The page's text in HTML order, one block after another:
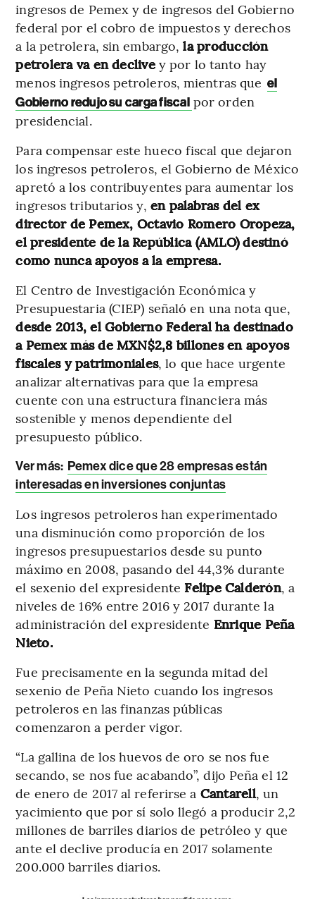
ingresos de Pemex y de ingresos del Gobierno
federal por el cobro de impuestos y derechos
a la petrolera, sin embargo, la producción
petrolera va en declivey por lo tanto hay
menos ingresos petroleros, mientras que el
Gobierno redujo su carga fiscal por orden
presidencial.
Para compensar este hueco fiscal que dejaron
los ingresos petroleros, el Gobierno de México
apretó a los contribuyentes para aumentar los
ingresos tributarios y, en palabras del ex
director de Pemex, Octavio Romero Oropeza,
el presidente de la República (AMLO) destinó
como nunca apoyos a la empresa.
El Centro de Investigación Económica y
Presupuestaria (CIEP) señaló en una nota que,
desde 2013, el Gobierno Federal ha destinado
a Pemex más de MXN$2,8 billones en apoyos
fiscales y patrimoniales, lo que hace urgente
analizar alternativas para que la empresa
cuente con una estructura financiera más
sostenible y menos dependiente del
presupuesto público.
Ver más: Pemex dice que 28 empresas están
interesadas en inversiones conjuntas
Los ingresos petroleros han experimentado
una disminución como proporción de los
ingresos presupuestarios desde su punto
máximo en 2008, pasando del 44,3% durante
el sexenio del expresidente Felipe Calderón, a
niveles de 16% entre 2016 y 2017 durante la
administración del expresidente Enrique Peña
Nieto.
Fue precisamente en la segunda mitad del
sexenio de Peña Nieto cuando los ingresos
petroleros en las finanzas públicas
comenzaron a perder vigor.
“La gallina de los huevos de oro se nos fue
secando, se nos fue acabando”, dijo Peña el 12
de enero de 2017 al referirse a Cantarell, un
yacimiento que por sí solo llegó a producir 2,2
millones de barriles diarios de petróleo y que
ante el declive producía en 2017 solamente
200.000 barriles diarios.